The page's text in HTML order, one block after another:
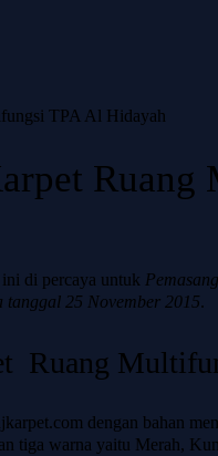
TPA Al Hidayah
di percaya untuk
tanggal 25 November 2015.
Ruang
dengan bahan
tiga warna yaitu Merah,